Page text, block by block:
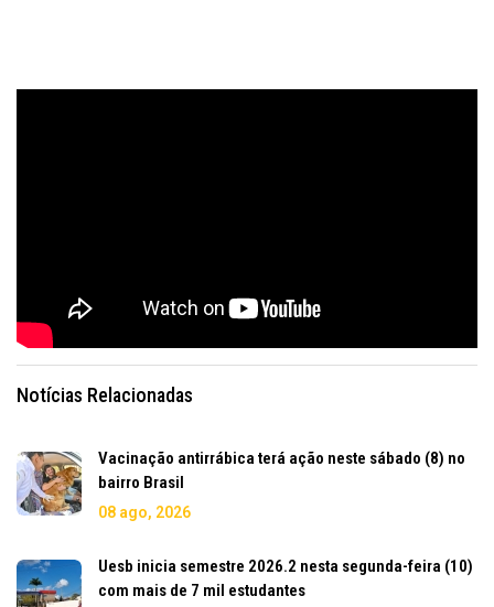
Notícias Relacionadas
Vacinação antirrábica terá ação neste sábado (8) no
bairro Brasil
08 ago, 2026
Uesb inicia semestre 2026.2 nesta segunda-feira (10)
com mais de 7 mil estudantes